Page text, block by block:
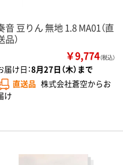
音 豆りん 無地 1.8 MA01（直
品）
￥9,774（税込）
届け日：8月27日（木）まで
直送品 株式会社蒼空からお
け